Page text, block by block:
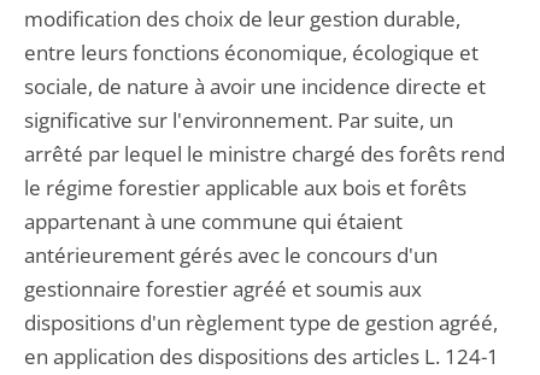
modification des choix de leur gestion durable,
entre leurs fonctions économique, écologique et
sociale, de nature à avoir une incidence directe et
significative sur l'environnement. Par suite, un
arrêté par lequel le ministre chargé des forêts rend
le régime forestier applicable aux bois et forêts
appartenant à une commune qui étaient
antérieurement gérés avec le concours d'un
gestionnaire forestier agréé et soumis aux
dispositions d'un règlement type de gestion agréé,
en application des dispositions des articles L. 124-1